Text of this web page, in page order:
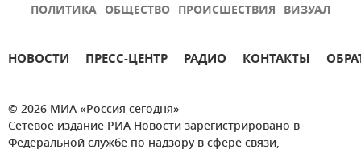
ПОЛИТИКА ОБЩЕСТВО ПРОИСШЕСТВИЯ ВИЗУАЛ
НОВОСТИ ПРЕСС-ЦЕНТР РАДИО КОНТАКТЫ
© 2026 МИА «Россия сегодня»
Сетевое издание РИА Новости зарегистрировано в
Федеральной службе по надзору в сфере связи,